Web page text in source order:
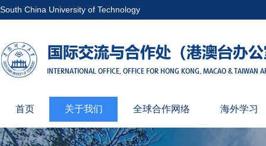
South China University of Technology
首页 关于我们 全球合作网络 海外学习